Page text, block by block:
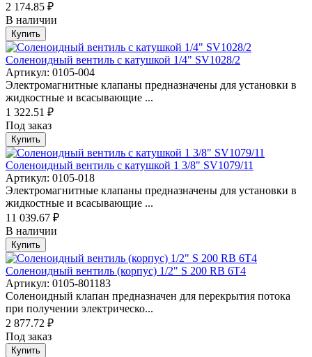
2 174.85 ₽
В наличии
Купить
Соленоидный вентиль с катушкой 1/4" SV1028/2
Артикул: 0105-004
Электромагнитные клапаны предназначены для установки в
жидкостные и всасывающие ...
1 322.51 ₽
Под заказ
Купить
Соленоидный вентиль с катушкой 1 3/8" SV1079/11
Артикул: 0105-018
Электромагнитные клапаны предназначены для установки в
жидкостные и всасывающие ...
11 039.67 ₽
В наличии
Купить
Соленоидный вентиль (корпус) 1/2" S 200 RB 6Т4
Артикул: 0105-801183
Соленоидный клапан предназначен для перекрытия потока
при получении электрическо...
2 877.72 ₽
Под заказ
Купить